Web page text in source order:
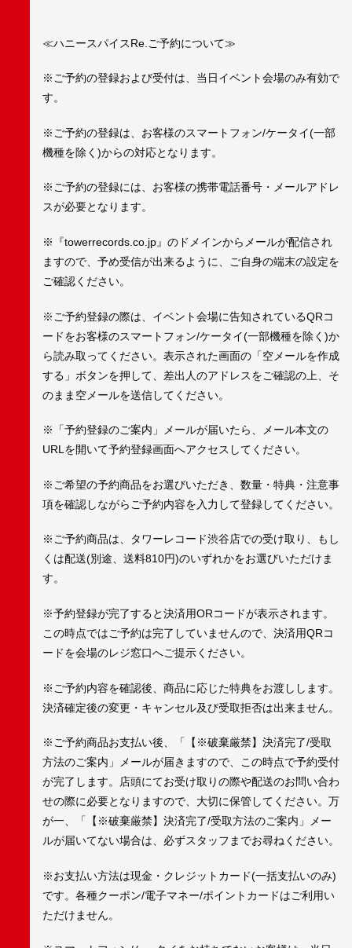
≪ハニースパイスRe.ご予約について≫
※ご予約の登録および受付は、当日イベント会場のみ有効で
す。
※ご予約の登録は、お客様のスマートフォン/ケータイ(一部
機種を除く)からの対応となります。
※ご予約の登録には、お客様の携帯電話番号・メールアドレ
スが必要となります。
※『towerrecords.co.jp』のドメインからメールが配信され
ますので、予め受信が出来るように、ご自身の端末の設定を
ご確認ください。
※ご予約登録の際は、イベント会場に告知されているQRコ
ードをお客様のスマートフォン/ケータイ(一部機種を除く)か
ら読み取ってください。表示された画面の「空メールを作成
する」ボタンを押して、差出人のアドレスをご確認の上、そ
のまま空メールを送信してください。
※「予約登録のご案内」メールが届いたら、メール本文の
URLを開いて予約登録画面へアクセスしてください。
※ご希望の予約商品をお選びいただき、数量・特典・注意事
項を確認しながらご予約内容を入力して登録してください。
※ご予約商品は、タワーレコード渋谷店での受け取り、もし
くは配送(別途、送料810円)のいずれかをお選びいただけま
す。
※予約登録が完了すると決済用ORコードが表示されます。
この時点ではご予約は完了していませんので、決済用QRコ
ードを会場のレジ窓口へご提示ください。
※ご予約内容を確認後、商品に応じた特典をお渡しします。
決済確定後の変更・キャンセル及び受取拒否は出来ません。
※ご予約商品お支払い後、「【※破棄厳禁】決済完了/受取
方法のご案内」メールが届きますので、この時点で予約受付
が完了します。店頭にてお受け取りの際や配送のお問い合わ
せの際に必要となりますので、大切に保管してください。万
が一、「【※破棄厳禁】決済完了/受取方法のご案内」メー
ルが届いてない場合は、必ずスタッフまでお尋ねください。
※お支払い方法は現金・クレジットカード(一括支払いのみ)
です。各種クーポン/電子マネー/ポイントカードはご利用い
ただけません。